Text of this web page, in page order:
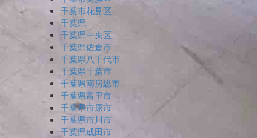
千葉市花見区
千葉県
千葉県中央区
千葉県佐倉市
千葉県八千代市
千葉県千葉市
千葉県南房総市
千葉県富里市
千葉県市原市
千葉県市川市
千葉県成田市